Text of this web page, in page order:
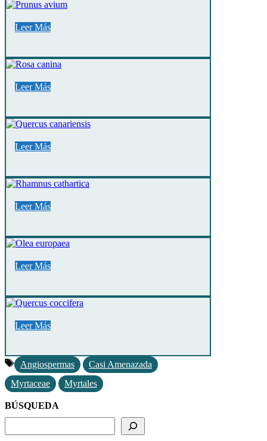
Leer Más
Leer Más
Leer Más
Leer Más
Leer Más
Leer Más
Etiquetas
Angiospermas
Casi Amenazada
Myrtaceae
Myrtales
BÚSQUEDA